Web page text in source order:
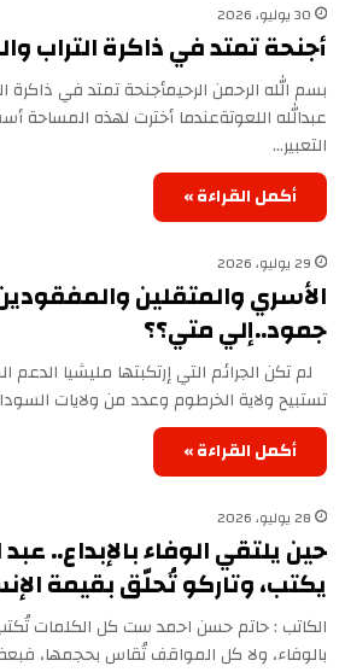
30 يوليو، 2026
أجنحة تمتد في ذاكرة التراب
بسم الله الرحمن الرحيم‏أجنحة تمتد في ذاكرة
عبدالله اللعوتة‏‏عندما أخترت لهذه المساحة
التعبير…
أكمل القراءة »
29 يوليو، 2026
الأسري والمتقلين
جمود..إلي متي؟؟
لم تكن الجرائم التي إرتكبتها مليشيا
تستبيح ولاية الخرطوم وعدد من ولايات
أكمل القراءة »
28 يوليو، 2026
حين يلتقي الوفاء بالإبداع..
يكتب، وتاركو تُحلّق بقيمة
الكاتب : حاتم حسن احمد ست كل الكلمات
بالوفاء، ولا كل المواقف تُقاس بحجمها،